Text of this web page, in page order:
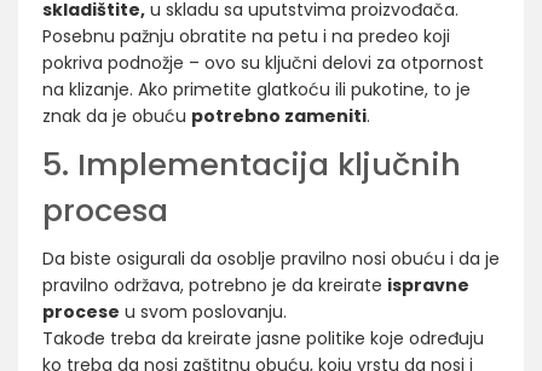
skladištite, u skladu sa uputstvima proizvođača.
Posebnu pažnju obratite na petu i na predeo koji
pokriva podnožje – ovo su ključni delovi za otpornost
na klizanje. Ako primetite glatkoću ili pukotine, to je
znak da je obuću potrebno zameniti.
5. Implementacija ključnih
procesa
Da biste osigurali da osoblje pravilno nosi obuću i da je
pravilno održava, potrebno je da kreirate ispravne
procese u svom poslovanju.
Takođe treba da kreirate jasne politike koje određuju
ko treba da nosi zaštitnu obuću, koju vrstu da nosi i